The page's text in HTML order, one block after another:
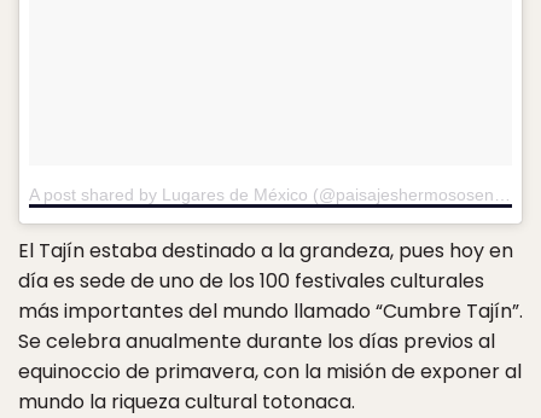
El Tajín estaba destinado a la grandeza, pues hoy en
día es sede de uno de los 100 festivales culturales
más importantes del mundo llamado “Cumbre Tajín”.
Se celebra anualmente durante los días previos al
equinoccio de primavera, con la misión de exponer al
mundo la riqueza cultural totonaca.